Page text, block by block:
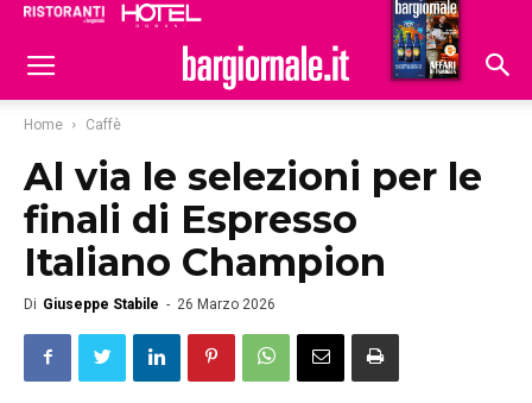
Hoteldomani
Home Caffè
Al via le selezioni per le
finali di Espresso
Italiano Champion
Di Giuseppe Stabile - 26 Marzo 2026